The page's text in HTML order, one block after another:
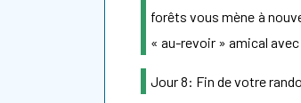
forêts vous mène à
« au-revoir » amical
Jour 8: Fin de votre